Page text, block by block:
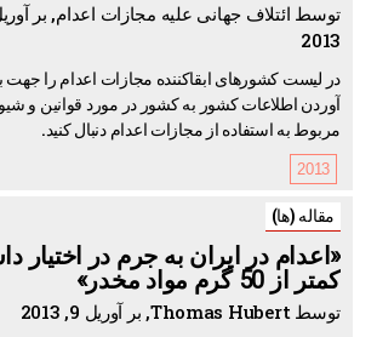
2013
در لیست کشورهای ابقاکننده مجازات اعدام را
آوردن اطلاعات کشور به کشور در مورد قوانین و
مربوط به استفاده از مجازات اعدام دنبال کنید.
2013
مقاله (ها)
«اعدام در ایران به جرم در اختیار
کمتر از 50 گرم مواد مخدر»
توسط Thomas Hubert, بر آوریل 9, 2013